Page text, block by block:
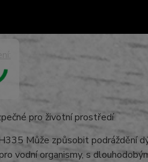
Může způsobit podráždění
vodní organismy, s